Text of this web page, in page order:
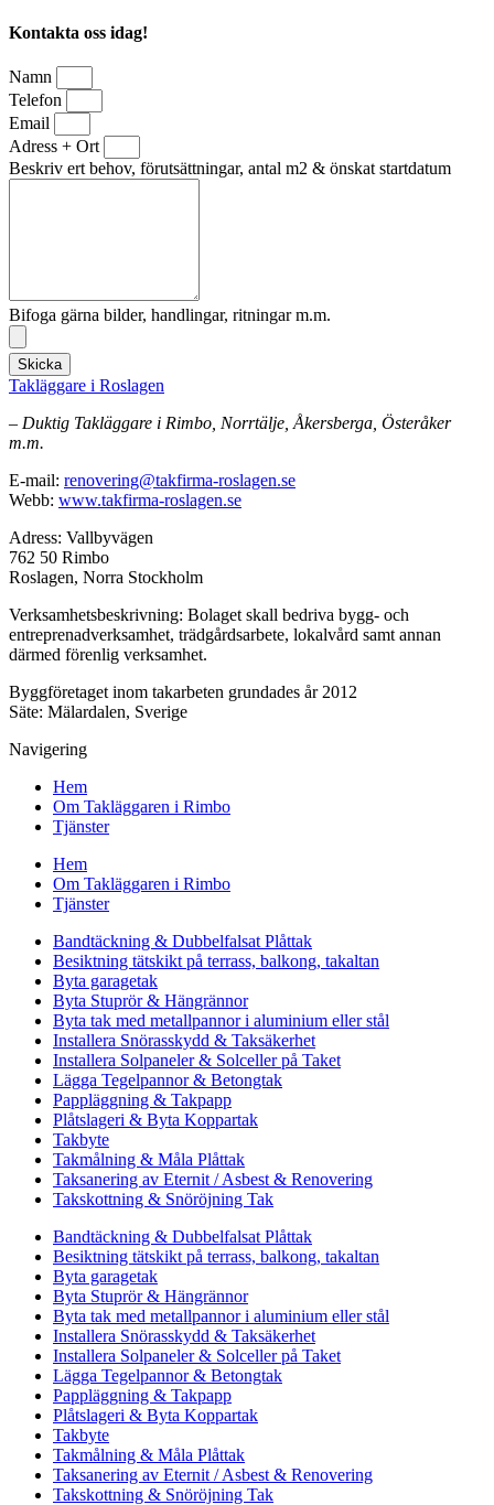
Kontakta oss idag!
Namn
Telefon
Email
Adress + Ort
Beskriv ert behov, förutsättningar, antal m2 & önskat startdatum
Bifoga gärna bilder, handlingar, ritningar m.m.
Skicka
Takläggare i Roslagen
– Duktig Takläggare i Rimbo, Norrtälje, Åkersberga, Österåker
m.m.
E-mail: renovering@takfirma-roslagen.se
Webb: www.takfirma-roslagen.se
Adress: Vallbyvägen
762 50 Rimbo
Roslagen, Norra Stockholm
Verksamhetsbeskrivning: Bolaget skall bedriva bygg- och
entreprenadverksamhet, trädgårdsarbete, lokalvård samt annan
därmed förenlig verksamhet.
Byggföretaget inom takarbeten grundades år 2012
Säte: Mälardalen, Sverige
Navigering
Hem
Om Takläggaren i Rimbo
Tjänster
Hem
Om Takläggaren i Rimbo
Tjänster
Bandtäckning & Dubbelfalsat Plåttak
Besiktning tätskikt på terrass, balkong, takaltan
Byta garagetak
Byta Stuprör & Hängrännor
Byta tak med metallpannor i aluminium eller stål
Installera Snörasskydd & Taksäkerhet
Installera Solpaneler & Solceller på Taket
Lägga Tegelpannor & Betongtak
Pappläggning & Takpapp
Plåtslageri & Byta Koppartak
Takbyte
Takmålning & Måla Plåttak
Taksanering av Eternit / Asbest & Renovering
Takskottning & Snöröjning Tak
Bandtäckning & Dubbelfalsat Plåttak
Besiktning tätskikt på terrass, balkong, takaltan
Byta garagetak
Byta Stuprör & Hängrännor
Byta tak med metallpannor i aluminium eller stål
Installera Snörasskydd & Taksäkerhet
Installera Solpaneler & Solceller på Taket
Lägga Tegelpannor & Betongtak
Pappläggning & Takpapp
Plåtslageri & Byta Koppartak
Takbyte
Takmålning & Måla Plåttak
Taksanering av Eternit / Asbest & Renovering
Takskottning & Snöröjning Tak